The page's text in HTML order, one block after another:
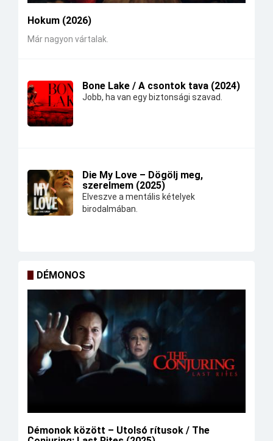
Hokum (2026)
Már nagyon vártalak.
Bone Lake / A csontok tava (2024)
Jobb, ha van egy biztonsági szavad.
Die My Love – Dögölj meg,
szerelmem (2025)
Elveszve a mentális kételyek
birodalmában.
DÉMONOS
Démonok között – Utolsó rítusok / The